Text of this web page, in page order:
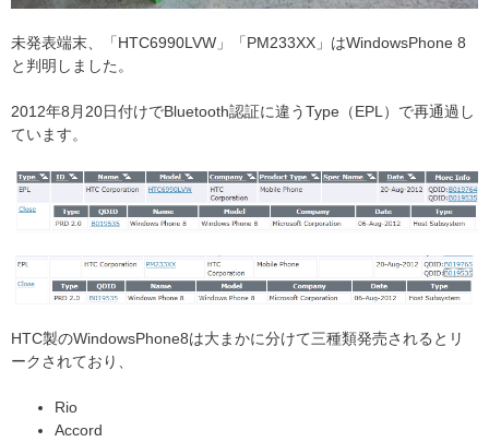
未発表端末、「HTC6990LVW」「PM233XX」はWindowsPhone 8
と判明しました。
2012年8月20日付けでBluetooth認証に違うType（EPL）で再通過し
ています。
HTC製のWindowsPhone8は大まかに分けて三種類発売されるとリ
ークされており、
Rio
Accord